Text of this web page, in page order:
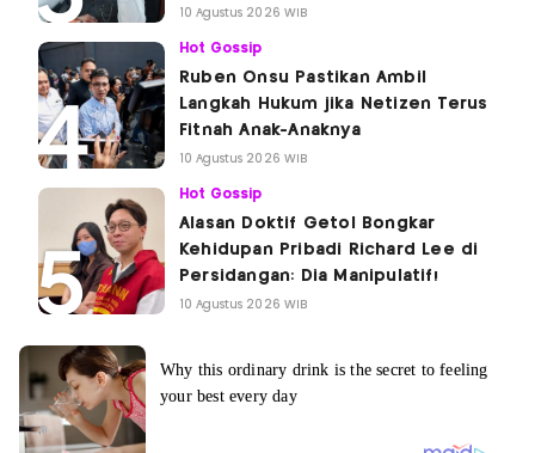
10 Agustus 2026 WIB
Hot Gossip
Ruben Onsu Pastikan Ambil
Langkah Hukum jika Netizen Terus
Fitnah Anak-Anaknya
10 Agustus 2026 WIB
Hot Gossip
Alasan Doktif Getol Bongkar
Kehidupan Pribadi Richard Lee di
Persidangan: Dia Manipulatif!
10 Agustus 2026 WIB